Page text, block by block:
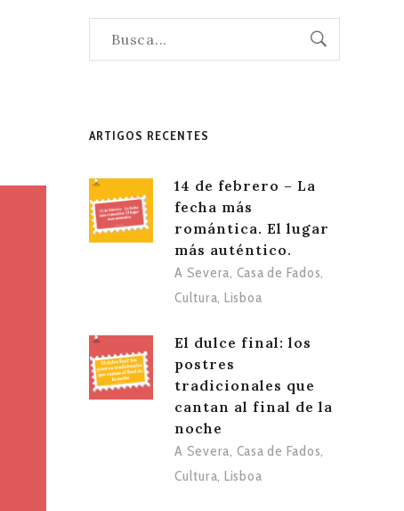
ARTIGOS RECENTES
14 de febrero – La
fecha más
romántica. El lugar
más auténtico.
A Severa, Casa de Fados,
Cultura, Lisboa
El dulce final: los
postres
tradicionales que
cantan al final de la
noche
A Severa, Casa de Fados,
Cultura, Lisboa